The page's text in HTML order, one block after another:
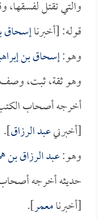
والتي تقتل
قوله: [أخبرناإسحاق
وهو:إسحاق بن
وهو ثقة، ثبت، وصف
أخرجه أصحاب الكتب
[أخبرنيعبد الرزاق].
وهو:عبد الرزاق بن
حديثه أخرجه
[أخبرنامعمر].